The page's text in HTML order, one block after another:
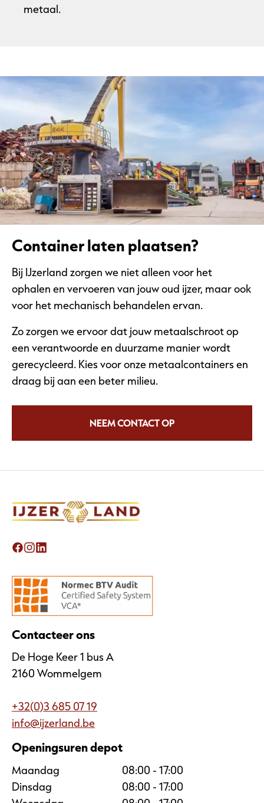
metaal.
Container laten plaatsen?
Bij IJzerland zorgen we niet alleen voor het
ophalen en vervoeren van jouw oud ijzer, maar ook
voor het mechanisch behandelen ervan.
Zo zorgen we ervoor dat jouw metaalschroot op
een verantwoorde en duurzame manier wordt
gerecycleerd. Kies voor onze metaalcontainers en
draag bij aan een beter milieu.
NEEM CONTACT OP
Facebook
Instagram
Contacteer ons
De Hoge Keer 1 bus A
2160 Wommelgem
+32(0)3 685 07 19
info@ijzerland.be
Openingsuren depot
Maandag
08:00 - 17:00
Dinsdag
08:00 - 17:00